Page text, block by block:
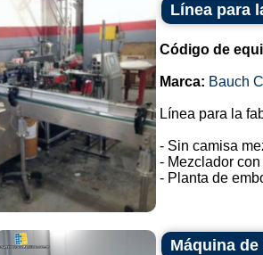
Línea para
Código de
Marca: Bauch
Línea para la
- Sin camisa
- Mezclador
- Planta de
Máquina